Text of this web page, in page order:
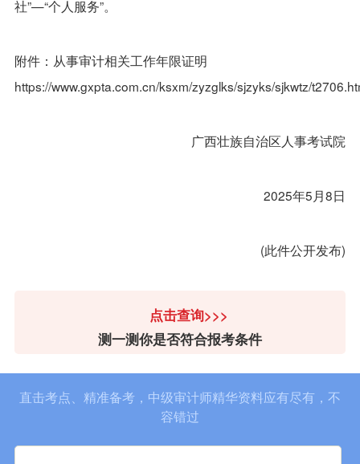
社”—“个人服务”。
附件：从事审计相关工作年限证明
https://www.gxpta.com.cn/ksxm/zyzglks/sjzyks/sjkwtz/
广西壮族自治区人事考试院
2025年5月8日
(此件公开发布)
点击查询>>>
测一测你是否符合报考条件
直击考点、精准备考，中级审计师精华资料应有尽有，不
容错过